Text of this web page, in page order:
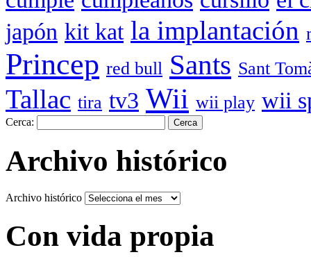
japón kit kat la implantación
Princep red bull Sants Sant
Tallac tira tv3 Wii wii play wii
Cerca:
Archivo histórico
Archivo histórico
Con vida propia